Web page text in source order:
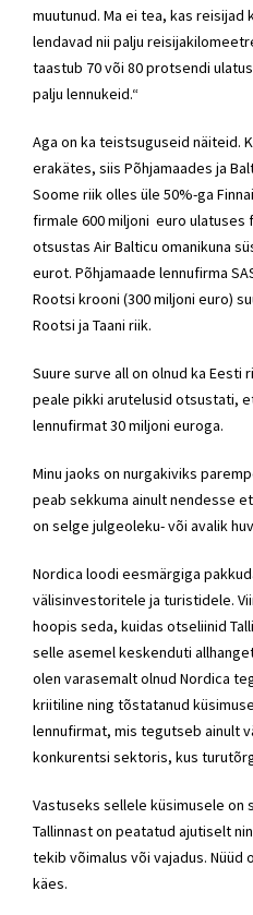
muutunud. Ma ei tea, kas
lendavad nii palju
taastub 70 või 80 protsendi
palju lennukeid.“
Aga on ka teistsuguseid näiteid.
erakätes, siis Põhjamaades ja
Soome riik olles üle 50%-ga
firmale 600 miljoni euro ulatuses
otsustas Air Balticu omanikuna
eurot. Põhjamaade lennufirma
Rootsi krooni (300 miljoni euro)
Rootsi ja Taani riik.
Suure surve all on olnud ka Eesti
peale pikki arutelusid otsustati,
lennufirmat 30 miljoni euroga.
Minu jaoks on nurgakiviks
peab sekkuma ainult nendesse
on selge julgeoleku- või avalik
Nordica loodi eesmärgiga
välisinvestoritele ja turistidele.
hoopis seda, kuidas otseliinid
selle asemel keskenduti
olen varasemalt olnud Nordica
kriitiline ning tõstatanud
lennufirmat, mis tegutseb ainult
konkurentsi sektoris, kus
Vastuseks sellele küsimusele on
Tallinnast on peatatud ajutiselt
tekib võimalus või vajadus. Nüüd
käes.